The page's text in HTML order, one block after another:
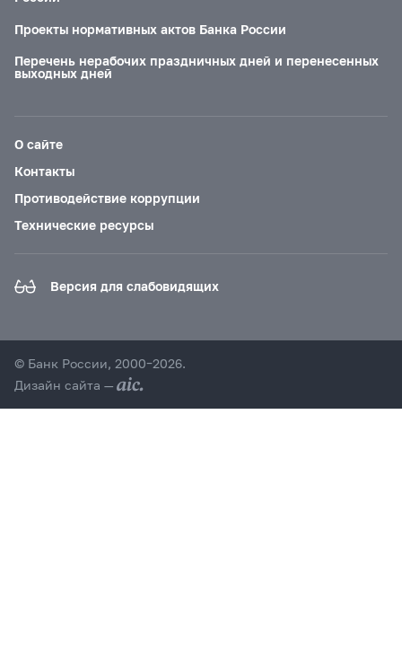
Проекты нормативных актов Банка России
Перечень нерабочих праздничных дней и перенесенных
выходных дней
О сайте
Контакты
Противодействие коррупции
Технические ресурсы
Версия для слабовидящих
© Банк России, 2000–2026.
Дизайн сайта —